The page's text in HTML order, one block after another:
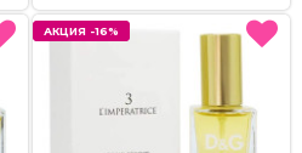
АКЦИЯ -16%
АКЦИЯ -16%